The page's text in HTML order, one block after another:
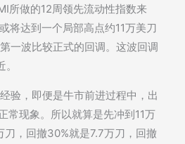
所做的12周领先流动性指数来
将达到一个局部高点约11万美刀
一波比较正式的回调。这波回调
验，即便是牛市前进过程中，出
常现象。所以就算是先冲到11万
刀，回撤30%就是7.7万刀，回撤